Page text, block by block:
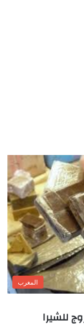
المغرب
للشيرا